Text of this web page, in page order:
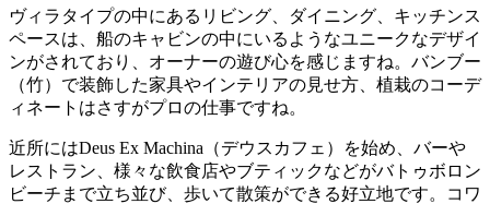
ヴィラタイプの中にあるリビング、ダイニング、キッチンス
ペースは、船のキャビンの中にいるようなユニークなデザイ
ンがされており、オーナーの遊び心を感じますね。バンブー
（竹）で装飾した家具やインテリアの見せ方、植栽のコーデ
ィネートはさすがプロの仕事ですね。
近所にはDeus Ex Machina（デウスカフェ）を始め、バーや
レストラン、様々な飲食店やブティックなどがバトゥボロン
ビーチまで立ち並び、歩いて散策ができる好立地です。コワ